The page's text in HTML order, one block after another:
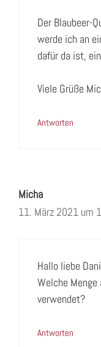
Der Blaubeer-
werde ich an
dafür da ist,
Viele Grüße
Antworten
Micha
11. März 2021 um
Hallo liebe
Welche
verwendet?
Antworten